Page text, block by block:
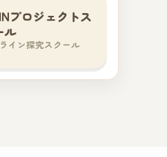
プロジェクトス
ル
イン探究スクール